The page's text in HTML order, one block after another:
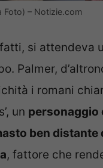
Foto) – Notizie.com
si attendeva
Palmer,
i romani
un personaggio
ben distante
, fattore che